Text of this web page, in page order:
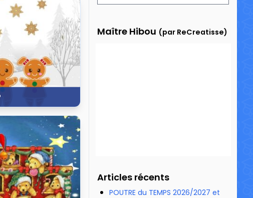
10 089 vues
Maître Hibou (par ReCreatisse)
Articles récents
POUTRE du TEMPS 2026/2027 et